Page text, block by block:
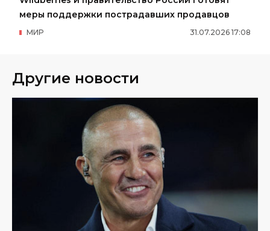
меры поддержки пострадавших продавцов
31.07.2026 17:08
МИР
Другие новости